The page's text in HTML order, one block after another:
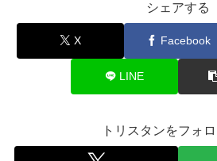
シェアする
X Facebook
LINE
トリスタンをフォ